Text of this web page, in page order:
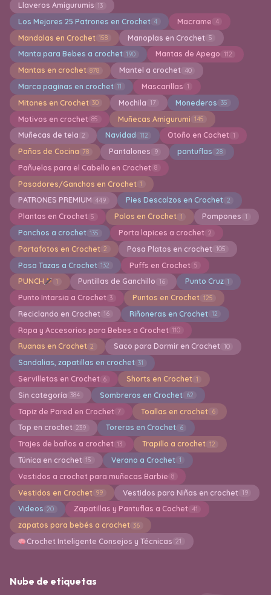
Llaveros Amigurumis 13
Los Mejores 25 Patrones en Crochet 4 Macrame 4
Mandalas en Crochet 158 Manoplas en Crochet 5
Manta para Bebes a crochet 190 Mantas de Apego 112
Mantas en crochet 878 Mantel a crochet 40
Marca paginas en crochet 11 Mascarillas 1
Mitones en Crochet 30 Mochila 17 Monederos 35
Motivos en crochet 85 Muñecas Amigurumi 145
Muñecas de tela 2 Navidad 112 Otoño en Cochet 1
Paños de Cocina 78 Pantalones 9 pantuflas 28
Pañuelos para el Cabello en Crochet 8
Pasadores/Ganchos en Crochet 1
PATRONES PREMIUM 449 Pies Descalzos en Crochet 2
Plantas en Crochet 5 Polos en Crochet 1 Pompones 1
Ponchos a crochet 135 Porta lapices a crochet 2
Portafotos en Crochet 2 Posa Platos en crochet 105
Posa Tazas a Crochet 132 Puffs en Crochet 5
PUNCH 1 Puntillas de Ganchillo 16 Punto Cruz 1
Punto Intarsia a Crochet 3 Puntos en Crochet 125
Reciclando en Crochet 16 Riñoneras en Crochet 12
Ropa y Accesorios para Bebes a Crochet 110
Ruanas en Crochet 2 Saco para Dormir en Crochet 10
Sandalias, zapatillas en crochet 31
Servilletas en Crochet 6 Shorts en Crochet 1
Sin categoría 384 Sombreros en Crochet 62
Tapiz de Pared en Crochet 7 Toallas en crochet 6
Top en crochet 239 Toreras en Crochet 6
Trajes de baños a crochet 13 Trapillo a crochet 12
Túnica en crochet 15 Verano a Crochet 1
Vestidos a crochet para muñecas Barbie 8
Vestidos en Crochet 99 Vestidos para Niñas en crochet 19
Videos 20 Zapatillas y Pantuflas a Cochet 41
zapatos para bebés a crochet 36
Crochet Inteligente Consejos y Técnicas 21
Nube de etiquetas